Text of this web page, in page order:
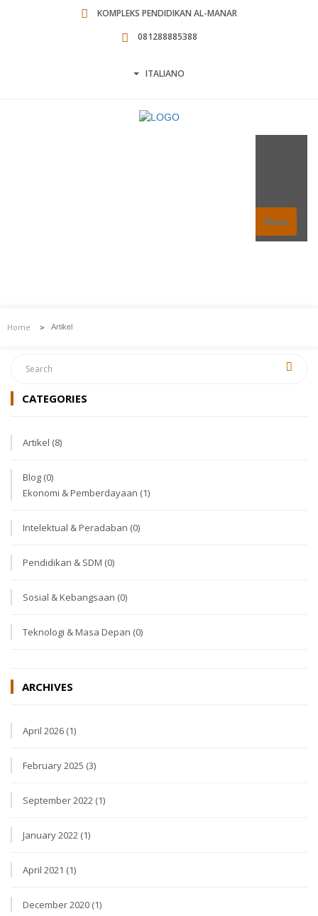
KOMPLEKS PENDIDIKAN AL-MANAR
081288885388
ITALIANO
Menu
Home > Artikel
CATEGORIES
Artikel (8)
Blog (0)
Ekonomi & Pemberdayaan (1)
Intelektual & Peradaban (0)
Pendidikan & SDM (0)
Sosial & Kebangsaan (0)
Teknologi & Masa Depan (0)
ARCHIVES
April 2026 (1)
February 2025 (3)
September 2022 (1)
January 2022 (1)
April 2021 (1)
December 2020 (1)